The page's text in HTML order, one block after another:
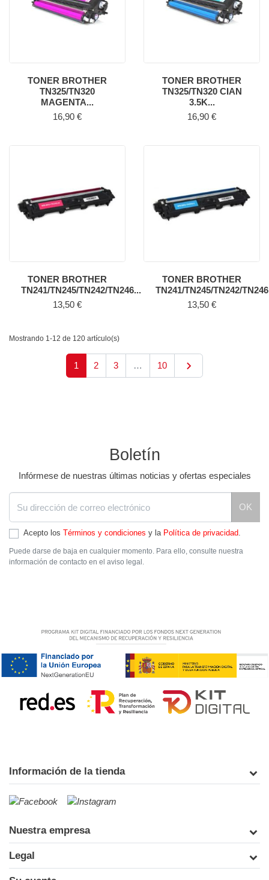
TONER BROTHER
TN325/TN320
MAGENTA...
Precio
16,90 €
TONER BROTHER
TN325/TN320 CIAN
3.5K...
Precio
16,90 €
TONER BROTHER
TN241/TN245/TN242/TN246...
Precio
13,50 €
TONER BROTHER
TN241/TN245/TN242/
Precio
13,50 €
Mostrando 1-12 de 120 artículo(s)
1 2 3 … 10 Siguiente

Boletín
Infórmese de nuestras últimas noticias y ofertas especiales
OK
Acepto los Términos y condiciones y la Política de privacidad.
Puede darse de baja en cualquier momento. Para ello, consulte nuestra
información de contacto en el aviso legal.
Información de la tienda
Nuestra empresa
Legal